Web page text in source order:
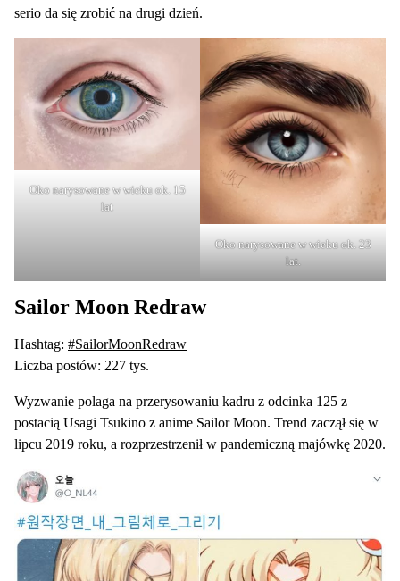
serio da się zrobić na drugi dzień.
Oko narysowane w wieku ok. 15
lat
Oko narysowane w wieku ok. 23
lat.
Sailor Moon Redraw
Hashtag: #SailorMoonRedraw
Liczba postów: 227 tys.
Wyzwanie polaga na przerysowaniu kadru z odcinka 125 z
postacią Usagi Tsukino z anime Sailor Moon. Trend zaczął się w
lipcu 2019 roku, a rozprzestrzenił w pandemiczną majówkę 2020.